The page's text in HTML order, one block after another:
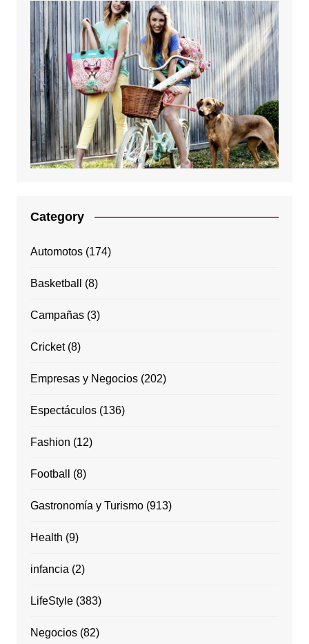
Category
Automotos(174)
Basketball (8)
Campañas(3)
Cricket(8)
Empresas y Negocios(202)
Espectáculos(136)
Fashion (12)
Football (8)
Gastronomía y Turismo(913)
Health (9)
infancia (2)
LifeStyle(383)
Negocios(82)